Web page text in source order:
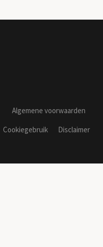
Algemene voorwaarden
Cookiegebruik
Disclaimer